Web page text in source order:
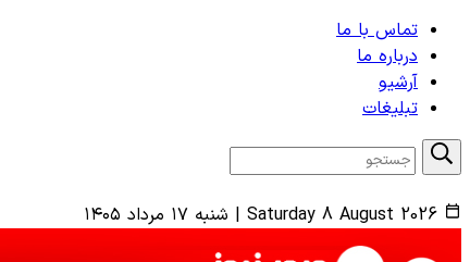
تماس با ما
درباره ما
آرشیو
تبلیغات
Saturday 8 August 2026
| شنبه ۱۷ مرداد ۱۴۰۵